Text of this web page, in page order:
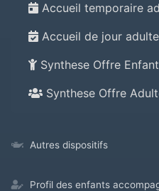
Accueil temporaire
Accueil de jour
Synthese Offre Enfant
Synthese Offre
Autres dispositifs
Profil des enfants